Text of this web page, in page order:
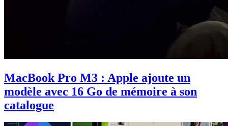
MacBook Pro M3 : Apple ajoute un
modèle avec 16 Go de mémoire à son
catalogue